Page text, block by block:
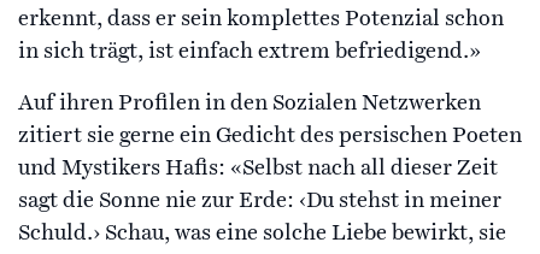
erkennt, dass er sein komplettes Potenzial schon
in sich trägt, ist einfach extrem befriedigend.»
Auf ihren Profilen in den Sozialen Netzwerken
zitiert sie gerne ein Gedicht des persischen Poeten
und Mystikers Hafis: «Selbst nach all dieser Zeit
sagt die Sonne nie zur Erde: ‹Du stehst in meiner
Schuld.› Schau, was eine solche Liebe bewirkt, sie